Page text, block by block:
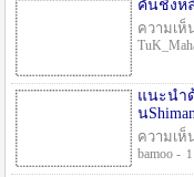
คันชิงห
ความเห็
แนะนำ
น
ความเห็
bamoo -